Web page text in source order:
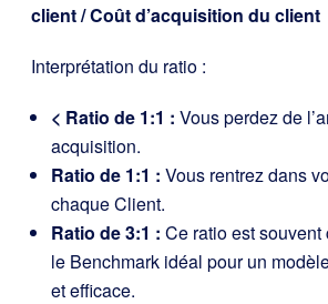
client / Coût d’acquisition du client
Interprétation du ratio :
< Ratio de 1:1 : Vous perdez de
acquisition.
Ratio de 1:1 : Vous rentrez dans
chaque Client.
Ratio de 3:1 : Ce ratio est
le Benchmark idéal pour un
et efficace.